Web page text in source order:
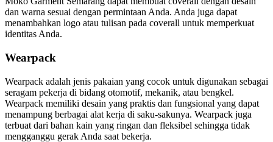
dan warna sesuai dengan permintaan Anda. Anda juga dapat
menambahkan logo atau tulisan pada coverall untuk memperkuat
identitas Anda.
Wearpack
Wearpack adalah jenis pakaian yang cocok untuk digunakan sebagai
seragam pekerja di bidang otomotif, mekanik, atau bengkel.
Wearpack memiliki desain yang praktis dan fungsional yang dapat
menampung berbagai alat kerja di saku-sakunya. Wearpack juga
terbuat dari bahan kain yang ringan dan fleksibel sehingga tidak
mengganggu gerak Anda saat bekerja.